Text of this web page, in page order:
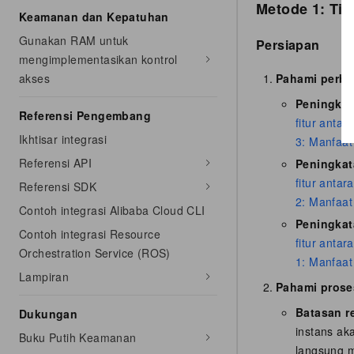
Keamanan dan Kepatuhan
Gunakan RAM untuk
mengimplementasikan kontrol
akses
Referensi Pengembang
Ikhtisar integrasi
Referensi API
Referensi SDK
Contoh integrasi Alibaba Cloud CLI
Contoh integrasi Resource
Orchestration Service (ROS)
Lampiran
Dukungan
Buku Putih Keamanan
Metode 1:
Persiapan
Pahami
fitur
3:
fitur
2:
fitur
1:
Pahami
Batasan
instans
langsung